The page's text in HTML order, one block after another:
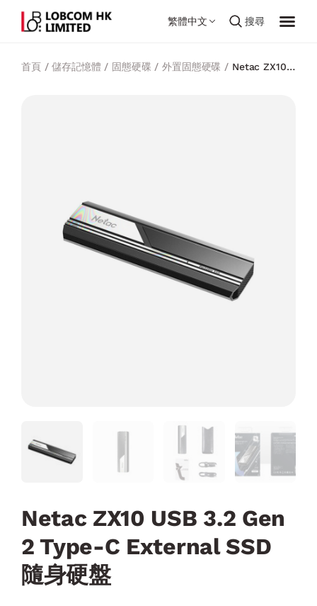
繁體中文 搜尋
首頁/儲存記憶體 / 固態硬碟 /外置固態硬碟 / Netac ZX10
Netac ZX10 USB 3.2 Gen
2 Type-C External SSD
隨身硬盤